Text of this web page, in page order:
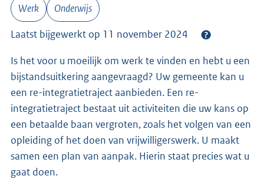
Werk
Onderwijs
Laatst bijgewerkt op 11 november 2024
Is het voor u moeilijk om werk te vinden en hebt u een
bijstandsuitkering aangevraagd? Uw gemeente kan u
een re-integratietraject aanbieden. Een re-
integratietraject bestaat uit activiteiten die uw kans op
een betaalde baan vergroten, zoals het volgen van een
opleiding of het doen van vrijwilligerswerk. U maakt
samen een plan van aanpak. Hierin staat precies wat u
gaat doen.